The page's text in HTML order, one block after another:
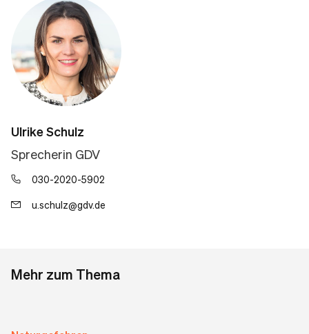
Ulrike Schulz
Sprecherin GDV
030-2020-5902
u.schulz@gdv.de
Mehr zum Thema